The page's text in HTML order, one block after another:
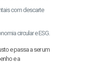
com descarte
circular e ESG.
e passa a ser um
e a